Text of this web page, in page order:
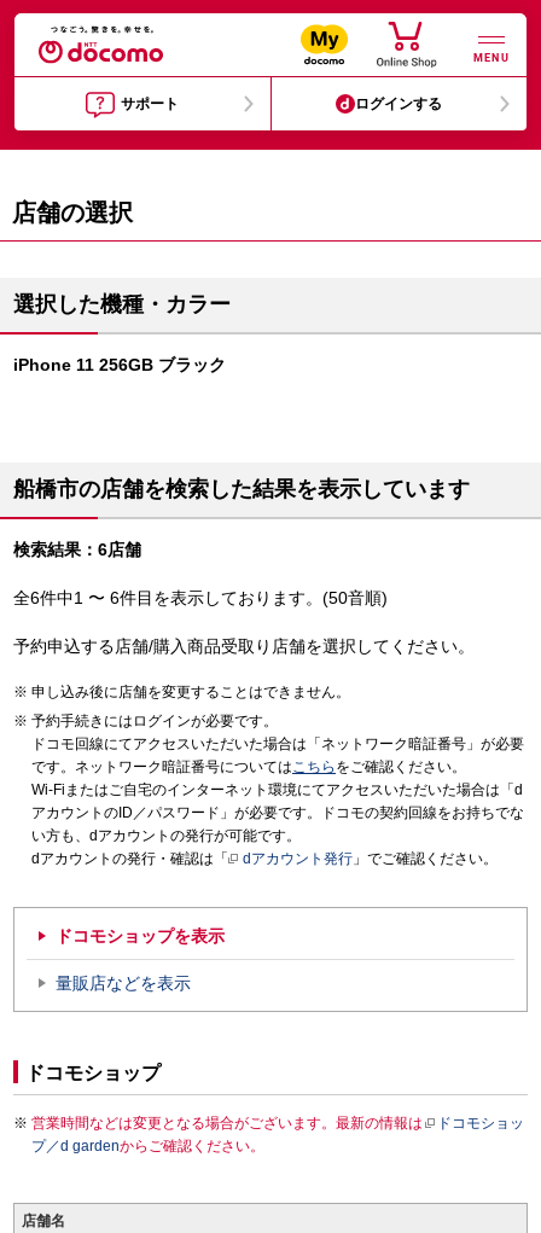
MENU
サポート ログインする
店舗の選択
選択した機種・カラー
iPhone 11 256GB ブラック
船橋市の店舗を検索した結果を表示しています
検索結果：6店舗
全6件中1 〜 6件目を表示しております。(50音順)
予約申込する店舗/購入商品受取り店舗を選択してください。
申し込み後に店舗を変更することはできません。
予約手続きにはログインが必要です。
ドコモ回線にてアクセスいただいた場合は「ネットワーク暗証番号」が必要
です。ネットワーク暗証番号についてはこちら をご確認ください。
Wi-Fiまたはご自宅のインターネット環境にてアクセスいただいた場合は「d
アカウントのID／パスワード」が必要です。ドコモの契約回線をお持ちでな
い方も、dアカウントの発行が可能です。
dアカウントの発行・確認は「
dアカウント発行 」でご確認ください。
ドコモショップを表示
量販店などを表示
ドコモショップ
営業時間などは変更となる場合がございます。最新の情報は
ドコモショッ
プ／d gardenからご確認ください。
店舗名